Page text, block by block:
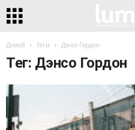
Домой Теги Дэнсо Гордон
Тег: Дэнсо Гордон